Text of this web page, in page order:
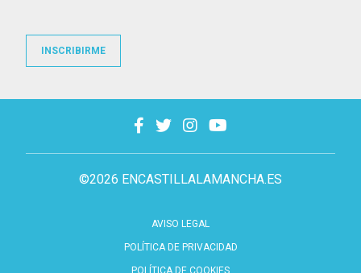
©2026 ENCASTILLALAMANCHA.ES
AVISO LEGAL
POLÍTICA DE PRIVACIDAD
INSCRIBIRME